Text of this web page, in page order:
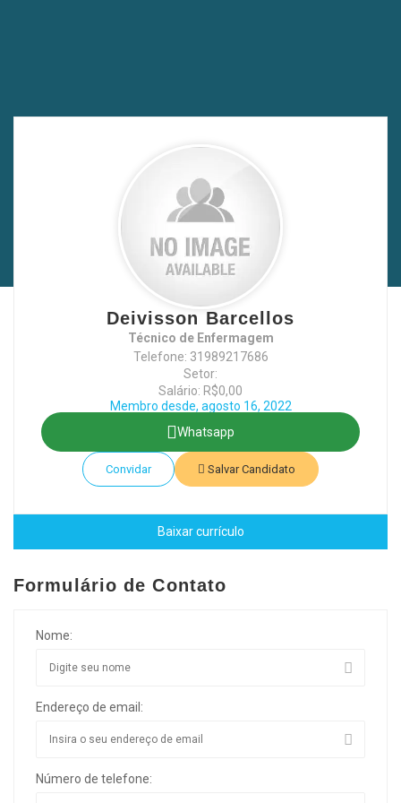
Deivisson Barcellos
Técnico de Enfermagem
Telefone: 31989217686
Setor:
Salário: R$0,00
Membro desde, agosto 16, 2022
Whatsapp
Convidar Salvar Candidato
Baixar currículo
Formulário de Contato
Nome:
Endereço de email:
Número de telefone: